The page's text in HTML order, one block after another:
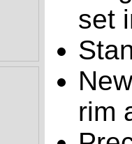
set
rim